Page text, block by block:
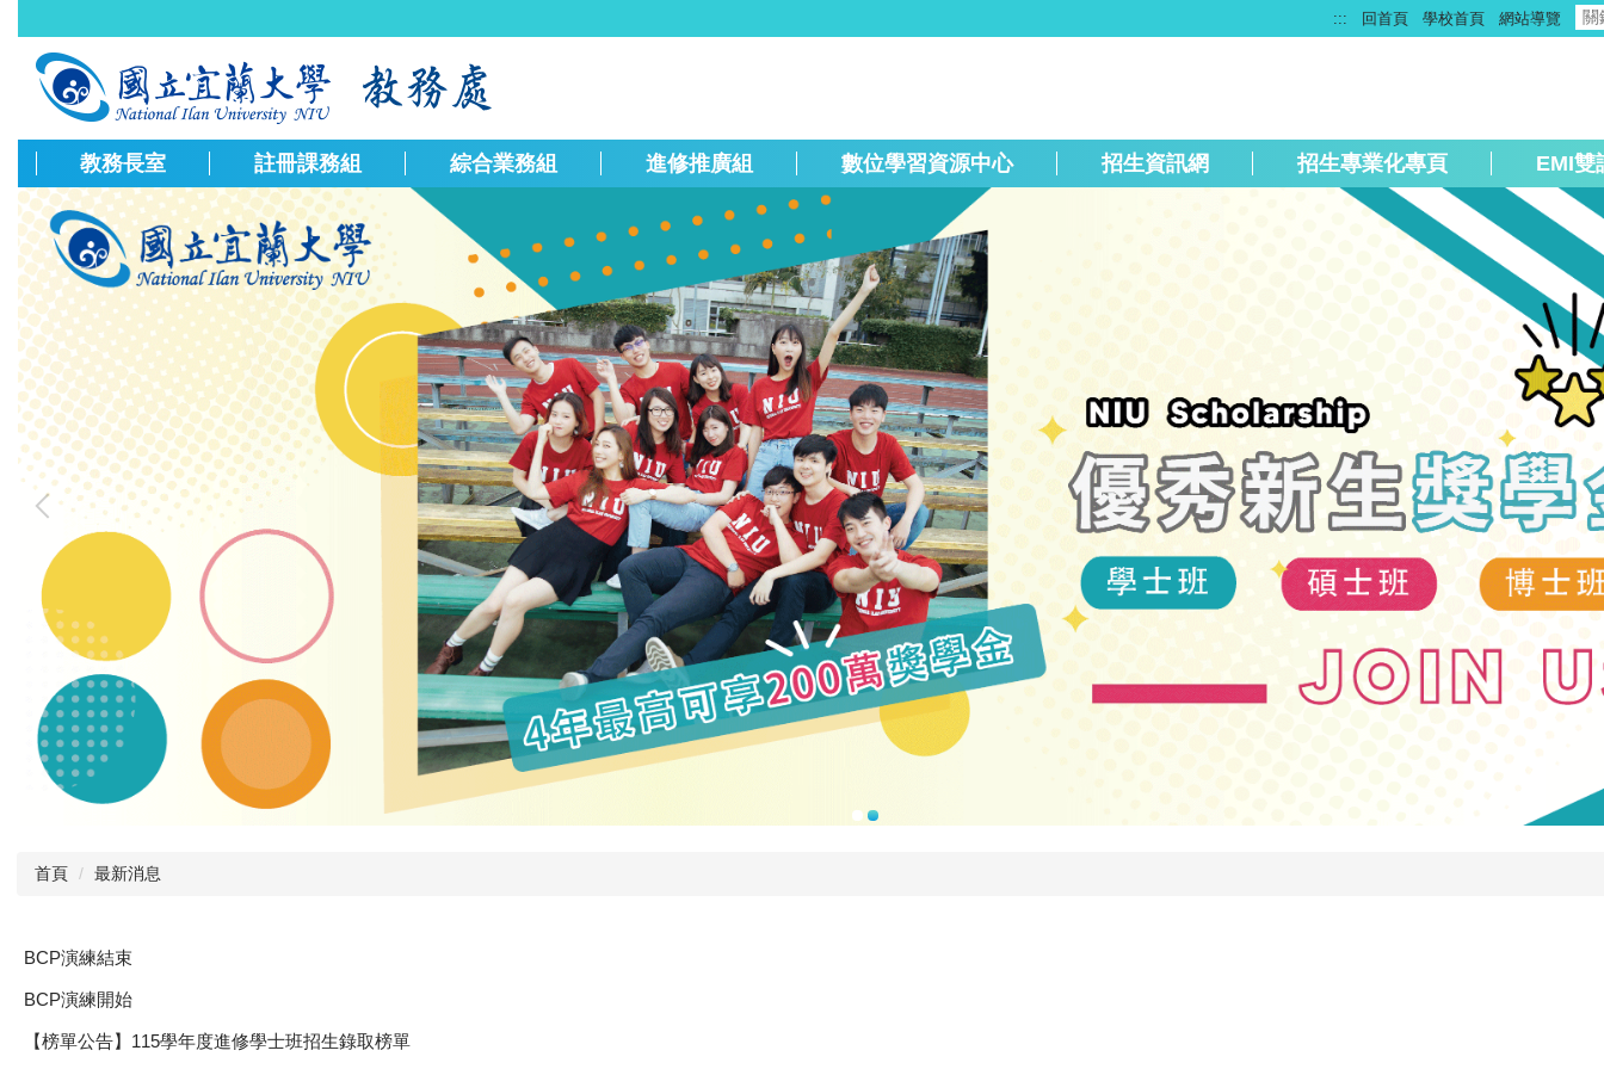
到
容
::: 回首頁 學校首頁 網站導覽
教務長室 註冊課務組 綜合業務組 進修推廣組 數位學習資源中心 招生資訊網 招生專業化專頁 EMI雙
首頁 最新消息
BCP演練結束
BCP演練開始
【榜單公告】115學年度進修學士班招生錄取榜單